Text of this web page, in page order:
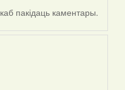
каб пакідаць каментары.